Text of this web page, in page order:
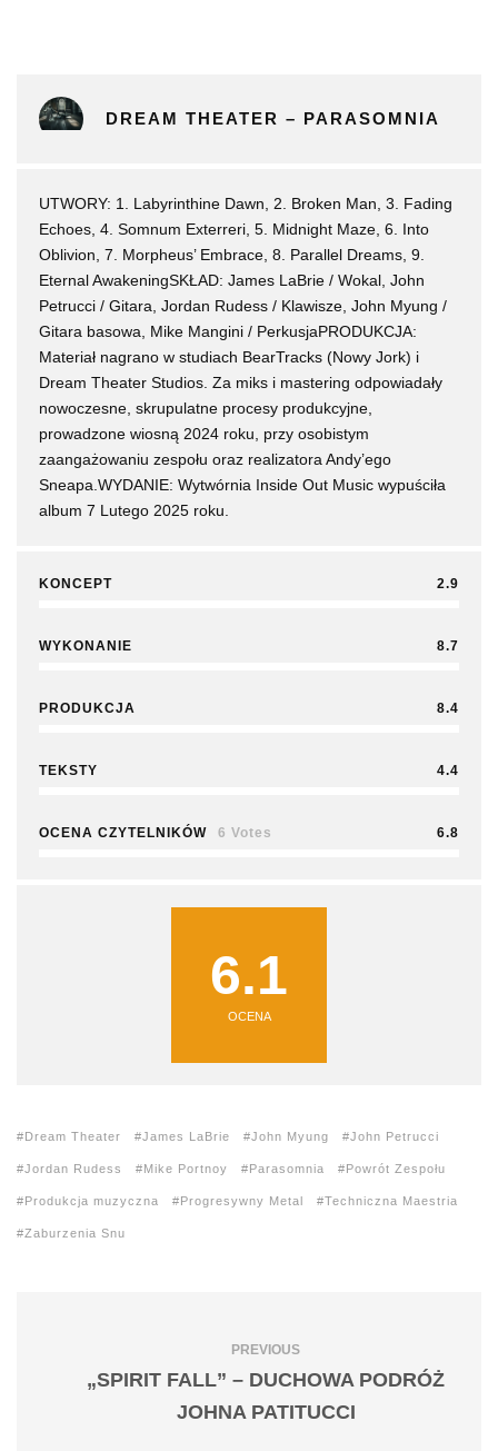
DREAM THEATER – PARASOMNIA
UTWORY: 1. Labyrinthine Dawn, 2. Broken Man, 3. Fading
Echoes, 4. Somnum Exterreri, 5. Midnight Maze, 6. Into
Oblivion, 7. Morpheus’ Embrace, 8. Parallel Dreams, 9.
Eternal AwakeningSKŁAD: James LaBrie / Wokal, John
Petrucci / Gitara, Jordan Rudess / Klawisze, John Myung /
Gitara basowa, Mike Mangini / PerkusjaPRODUKCJA:
Materiał nagrano w studiach BearTracks (Nowy Jork) i
Dream Theater Studios. Za miks i mastering odpowiadały
nowoczesne, skrupulatne procesy produkcyjne,
prowadzone wiosną 2024 roku, przy osobistym
zaangażowaniu zespołu oraz realizatora Andy’ego
Sneapa.WYDANIE: Wytwórnia Inside Out Music wypuściła
album 7 Lutego 2025 roku.
KONCEPT 2.9
WYKONANIE 8.7
PRODUKCJA 8.4
TEKSTY 4.4
OCENA CZYTELNIKÓW 6 Votes 6.8
6.1
OCENA
Dream Theater James LaBrie John Myung John Petrucci
Jordan Rudess Mike Portnoy Parasomnia Powrót Zespołu
Produkcja muzyczna Progresywny Metal Techniczna Maestria
Zaburzenia Snu
PREVIOUS
„SPIRIT FALL” – DUCHOWA PODRÓŻ
JOHNA PATITUCCI